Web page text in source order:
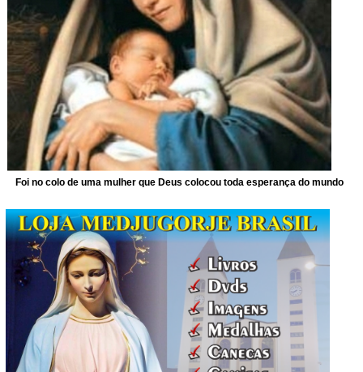
Foi no colo de uma mulher que Deus colocou toda esperança do mundo